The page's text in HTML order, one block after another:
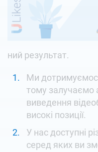
ний результат.
Ми
тому залучаємо
виведення
високі позиції.
У нас доступні
серед яких ви